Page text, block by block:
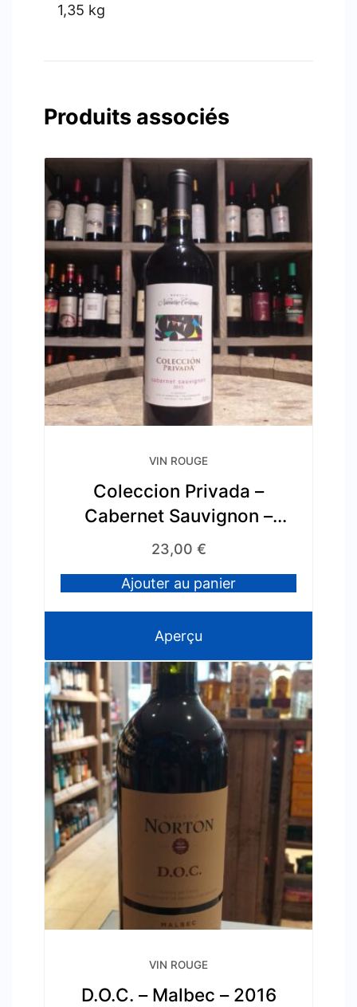
1,35 kg
Produits associés
VIN ROUGE
Coleccion Privada –
Cabernet Sauvignon –
2010
23,00 €
Ajouter au panier
Aperçu
VIN ROUGE
D.O.C. – Malbec – 2016